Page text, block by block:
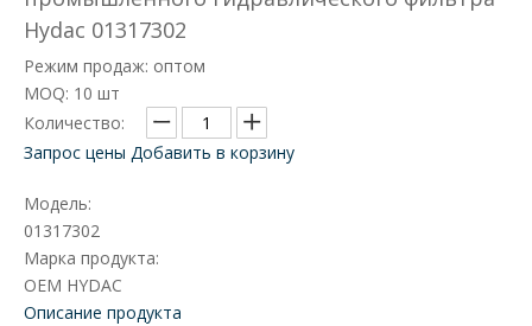
Hydac 01317302
Режим продаж: оптом
MOQ: 10 шт
Количество:
Запрос цены Добавить в корзину
Модель:
01317302
Марка продукта:
OEM HYDAC
Описание продукта